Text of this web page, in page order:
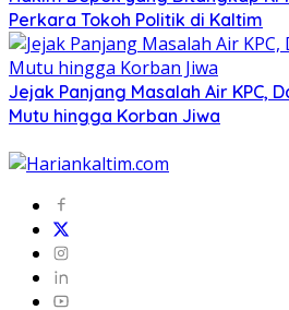
Perkara Tokoh Politik di Kaltim
Jejak Panjang Masalah Air KPC,
Mutu hingga Korban Jiwa